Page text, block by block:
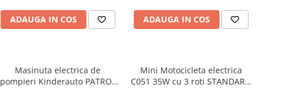
ADAUGA IN COS ADAUGA IN COS
Masinuta electrica de
pompieri Kinderauto PATROL
Mini Motocicleta electrica
C051 35W cu 3 roti STANDARD